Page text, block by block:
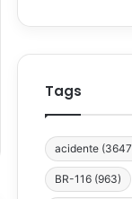
Tags
acidente
BR-116 (963)